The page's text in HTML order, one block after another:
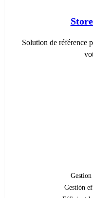
Solution de référence
Gestión